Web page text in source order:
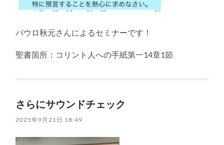
パウロ秋元さんによるセミナーです！
聖書箇所：コリント人への手紙第一14章1節
さらにサウンドチェック
2025年9月21日 18:49